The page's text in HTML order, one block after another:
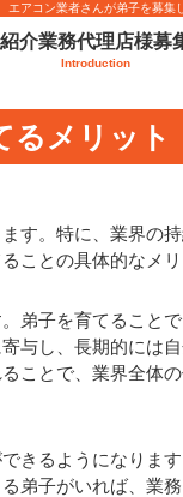
エアコン業者さんが弟子を募集
紹介業務代理店様募
Introduction
メリット
す。特に、業界の
ことの具体的なメ
弟子を育てること
与し、長期的には
ことで、業界全体
きるようになりま
弟子がいれば、業